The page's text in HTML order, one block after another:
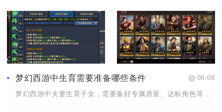
梦幻西游中生育需要准备哪些条件 08-08
梦幻西游中夫妻生育子女，需要备好专属房屋、达标角色等级与夫妻...